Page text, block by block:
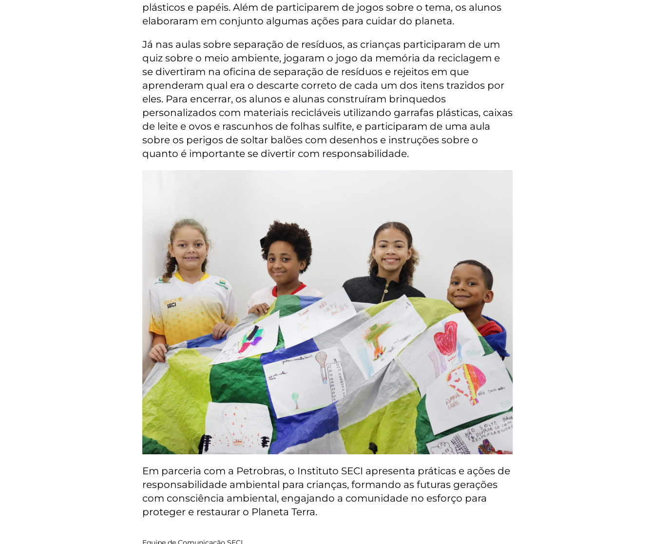
plásticos e papéis. Além de participarem de jogos sobre o tema, os alunos
elaboraram em conjunto algumas ações para cuidar do planeta.
Já nas aulas sobre separação de resíduos, as crianças participaram de um
quiz sobre o meio ambiente, jogaram o jogo da memória da reciclagem e
se divertiram na oficina de separação de resíduos e rejeitos em que
aprenderam qual era o descarte correto de cada um dos itens trazidos por
eles. Para encerrar, os alunos e alunas construíram brinquedos
personalizados com materiais recicláveis utilizando garrafas plásticas, caixas
de leite e ovos e rascunhos de folhas sulfite, e participaram de uma aula
sobre os perigos de soltar balões com desenhos e instruções sobre o
quanto é importante se divertir com responsabilidade.
Em parceria com a Petrobras, o Instituto SECI apresenta práticas e ações de
responsabilidade ambiental para crianças, formando as futuras gerações
com consciência ambiental, engajando a comunidade no esforço para
proteger e restaurar o Planeta Terra.